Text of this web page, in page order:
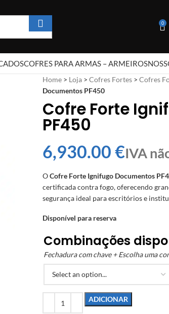
0
COFRES PARA ARMAS – ARMEIROS
Home > Loja > Cofres Fortes > Cofres
Documentos PF450
Cofre Forte
PF450
€
OCofre Forte Ignifugo Documentos
certificada contra fogo, oferecendo
segurança ideal para escritórios e
Disponível para reserva
Combinações
Fechadura com chave + Escolha uma
ADICIONAR